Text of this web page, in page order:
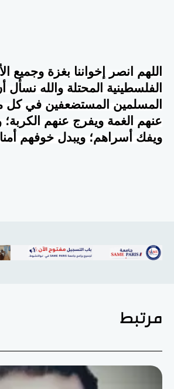
اللهم انصر إخواننا بغزة وجميع
الفلسطينية المحتلة والله نسأل
المسلمين المستضعفين في كل
عنهم الغمة ويفرج عنهم
ويفك أسراهم؛ ويبدل خوفهم
مرتبط